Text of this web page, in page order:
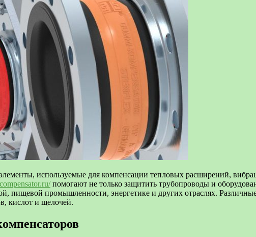
используемые для компенсации тепловых расширений,
помогают не только защитить трубопроводы и
пищевой промышленности, энергетике и других отраслях.
кислот и щелочей.